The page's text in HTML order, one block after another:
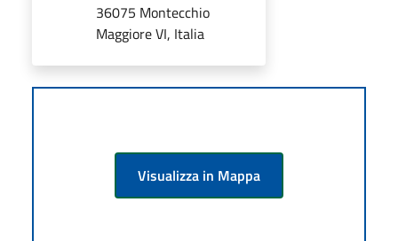
36075 Montecchio
Maggiore VI, Italia
Visualizza in Mappa